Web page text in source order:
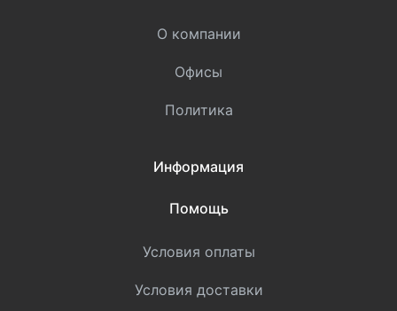
О компании
Офисы
Политика
Информация
Помощь
Условия оплаты
Условия доставки